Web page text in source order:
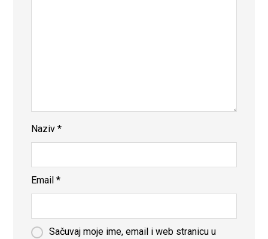
Naziv*
Email*
Sačuvaj moje ime, email i web stranicu u